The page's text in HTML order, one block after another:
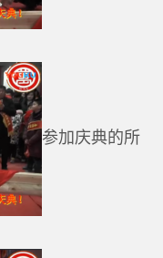
参加庆典的所